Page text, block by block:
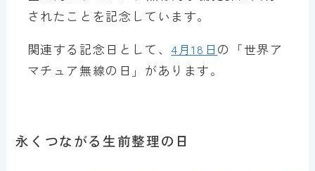
されたことを記念しています。
関連する記念日として、 4月18日 の「世界ア
マチュア無線の日」があります。
永くつながる生前整理の日